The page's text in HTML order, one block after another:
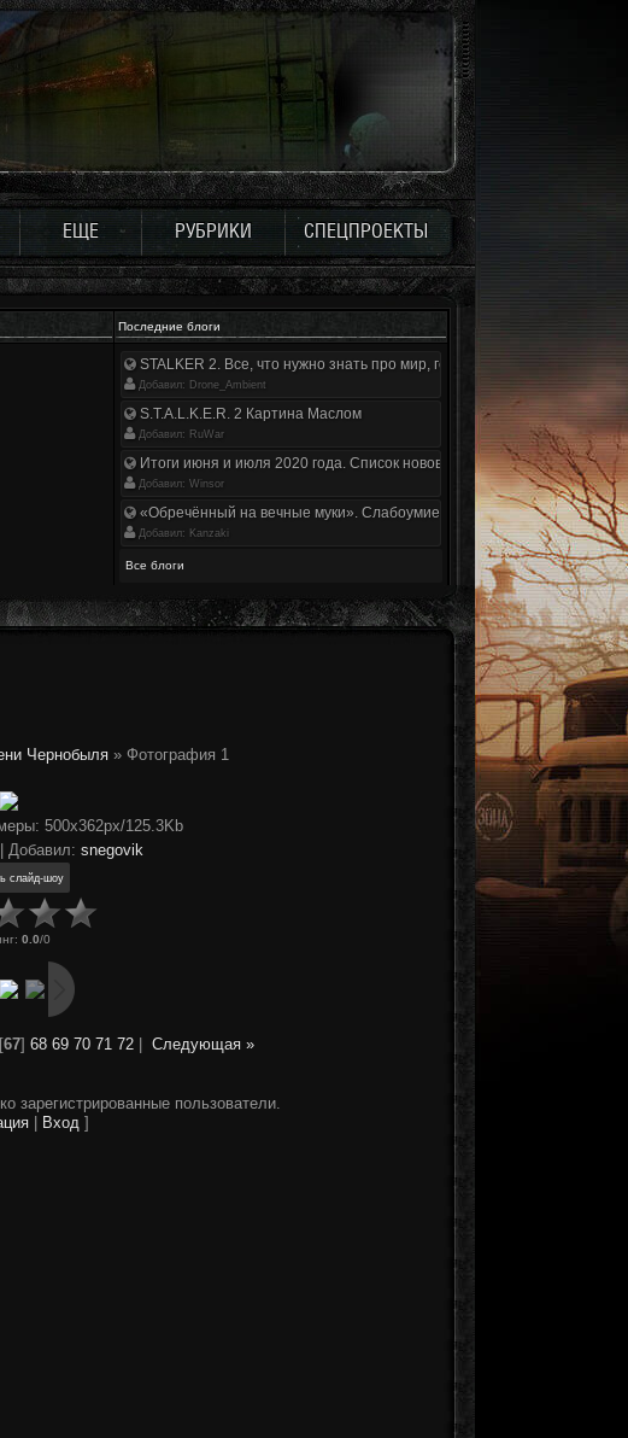
ЕЩЕ РУБРИКИ СПЕЦПРОЕКТЫ
Последние блоги
STALKER 2. Все, что нужно знать про мир, геймплей и сюжет | Разбор
Добавил: Drone_Ambient
S.T.A.L.K.E.R. 2 Картина Маслом
Добавил: RuWar
Итоги июня и июля 2020 года. Список нововведений
Добавил: Winsor
«Обречённый на вечные муки». Слабоумие и отвага
Добавил: Kanzaki
Все блоги
Чернобыля » Фотография 1
: 500x362px/125.3Kb
Добавил: snegovik
: 0.0/0
[67] 68 69 70 71 72 Следующая »
зарегистрированные пользователи.
| Вход]